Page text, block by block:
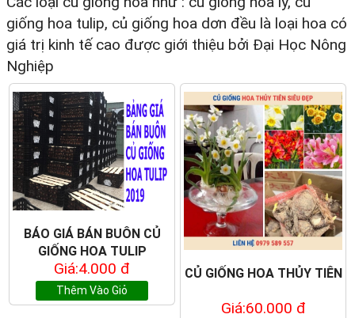
giống hoa tulip, củ giống hoa dơn đều là loại hoa có
giá trị kinh tế cao được giới thiệu bởi Đại Học Nông
Nghiệp
BÁO GIÁ BÁN BUÔN CỦ
GIỐNG HOA TULIP
Giá:4.000 đ
Thêm Vào Giỏ
CỦ GIỐNG HOA THỦY TIÊN
Giá:60.000 đ